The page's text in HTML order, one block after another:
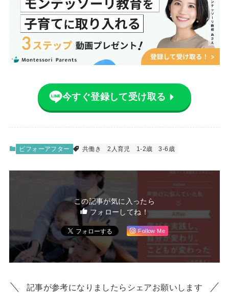
今すぐ登録して受け取る
ビフォーアフター 共働き 2人育児 1-2歳 3-6歳
この記事が気に入ったら
フォローしてね！
Follow Me
記事が参考になりましたらシェアお願いします